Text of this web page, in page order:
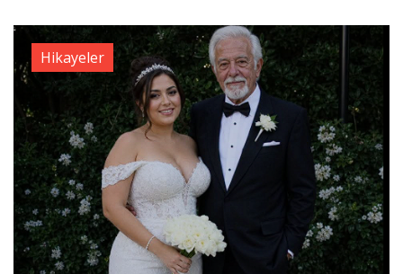
Hikayeler